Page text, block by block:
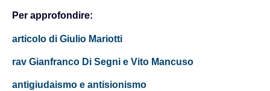
Per approfondire:
articolo di Giulio Mariotti
rav Gianfranco Di Segni e Vito Mancuso
antigiudaismo e antisionismo